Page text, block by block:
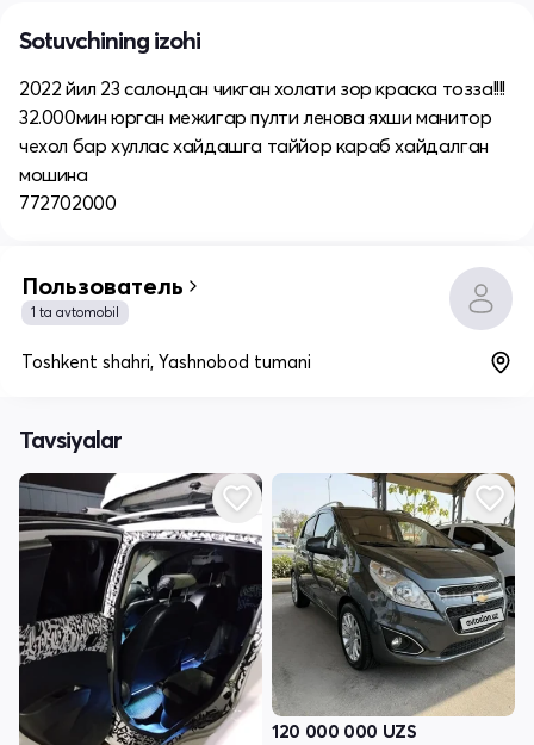
Sotuvchining izohi
2022 йил 23 салондан чикган холати зор краска тозза!!!!
32.000мин юрган межигар пулти ленова яхши манитор
чехол бар хуллас хайдашга таййор караб хайдалган
мошина
772702000
Пользователь
1 ta avtomobil
Toshkent shahri, Yashnobod tumani
Tavsiyalar
120 000 000 UZS